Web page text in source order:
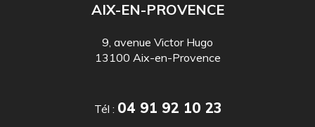
AIX-EN-PROVENCE
9, avenue Victor Hugo
13100 Aix-en-Provence
Tél : 04 91 92 10 23